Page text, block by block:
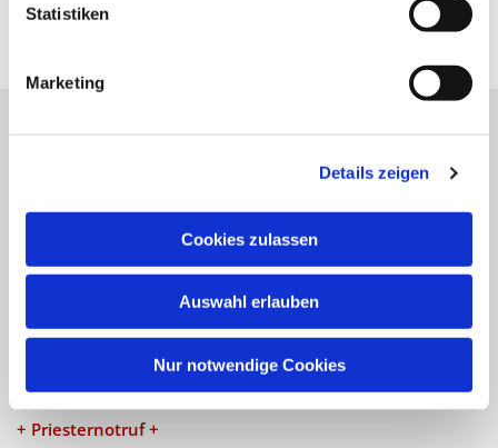
Statistiken
Marketing
Details zeigen
Cookies zulassen
Auswahl erlauben
Nur notwendige Cookies
NAVIGATION
Veranstaltungen
+ Priesternotruf +